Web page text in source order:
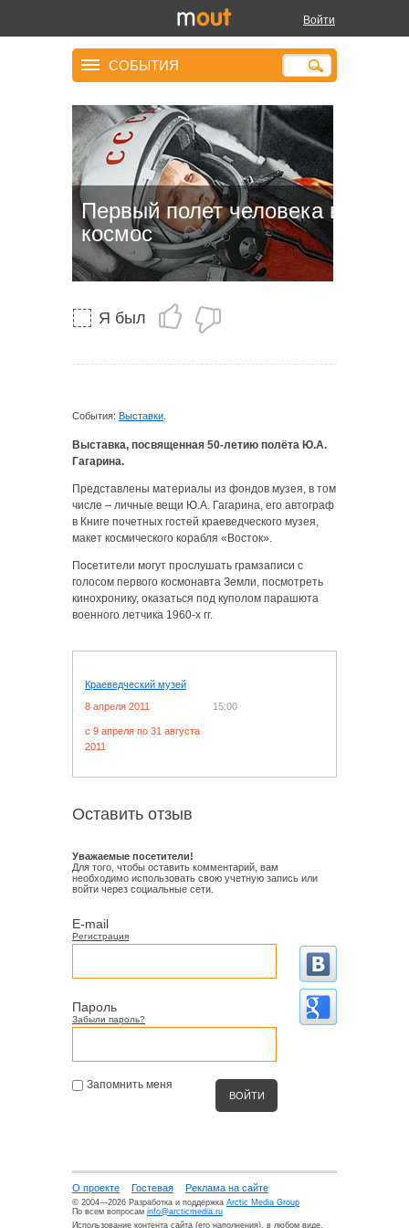
Войти
СОБЫТИЯ
Первый полет человека в
космос
Я был
События: Выставки
Выставка, посвященная 50-летию полёта Ю.А.
Гагарина.
Представлены материалы из фондов музея, в том
числе – личные вещи Ю.А. Гагарина, его автограф
в Книге почетных гостей краеведческого музея,
макет космического корабля «Восток».
Посетители могут прослушать грамзаписи с
голосом первого космонавта Земли, посмотреть
кинохронику, оказаться под куполом парашюта
военного летчика 1960-х гг.
Краеведческий музей
8 апреля 2011
15:00
c 9 апреля по 31 августа
2011
Оставить отзыв
Уважаемые посетители!
Для того, чтобы оставить комментарий, вам
необходимо использовать свою учетную запись или
войти через социальные сети.
E-mail
Регистрация
Пароль
Забыли пароль?
Запомнить меня
О проекте Гостевая Реклама на сайте
© 2004—2026 Разработка и поддержка Arctic Media Group
По всем вопросам info@arcticmedia.ru
Использование контента сайта (его наполнения), в любом виде,